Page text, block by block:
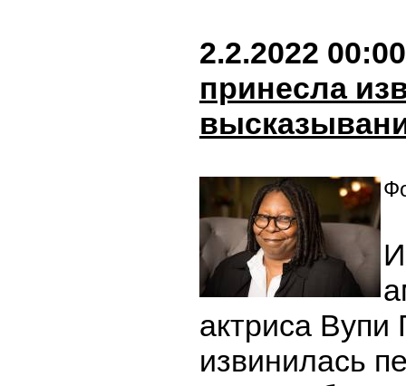
2.2.2022 00:00
принесла
актриса Вупи
извинилась